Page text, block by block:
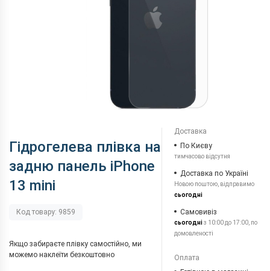
Гідрогелева плівка на
задню панель iPhone
13 mini
Код товару: 9859
Якщо забираєте плівку самостійно, ми
можемо наклеїти безкоштовно
Доставка
По Києву
тимчасово відсутня
Доставка по Україні
Новою поштою, відправимо
сьогодні
Самовивіз
сьогодніз 10:00 до 17:00, по
домовленості
Оплата